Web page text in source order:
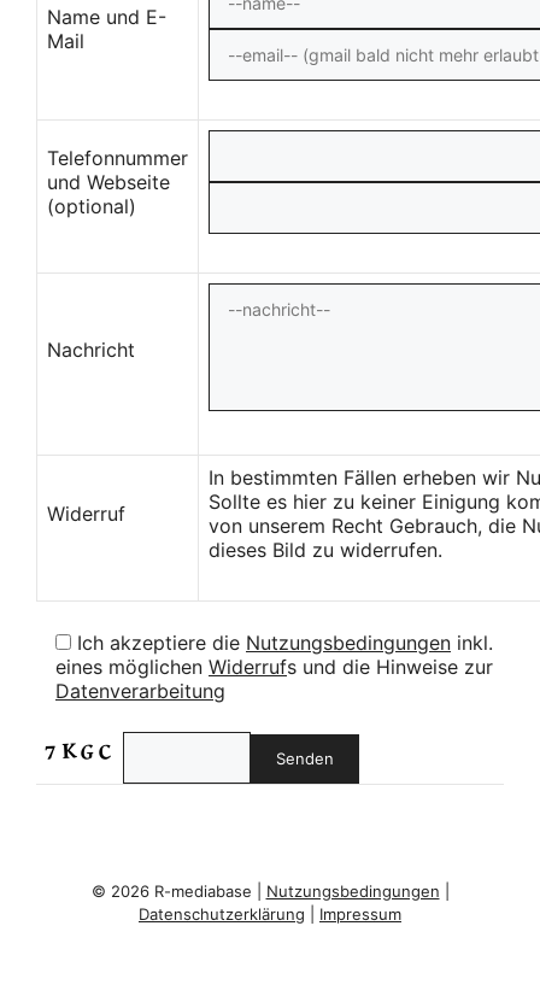
Name und E-
Mail
Telefonnummer
und Webseite
(optional)
Nachricht
Widerruf
In bestimmten Fällen erheben wir
Sollte es hier zu keiner Einigung
von unserem Recht Gebrauch, die
dieses Bild zu widerrufen.
Ich akzeptiere die Nutzungsbedingungen inkl.
eines möglichen Widerrufs und die Hinweise zur
Datenverarbeitung
© 2026 R-mediabase | Nutzungsbedingungen
Datenschutzerklärung
Impressum